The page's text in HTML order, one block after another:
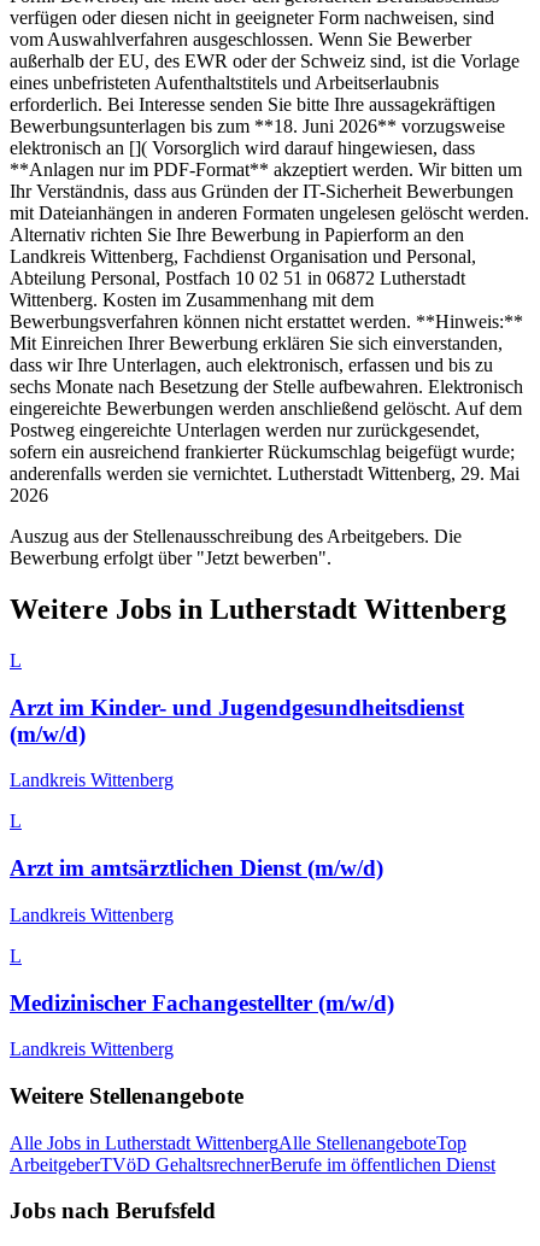
verfügen oder diesen nicht in geeigneter Form nachweisen, sind
vom Auswahlverfahren ausgeschlossen. Wenn Sie Bewerber
außerhalb der EU, des EWR oder der Schweiz sind, ist die Vorlage
eines unbefristeten Aufenthaltstitels und Arbeitserlaubnis
erforderlich. Bei Interesse senden Sie bitte Ihre aussagekräftigen
Bewerbungsunterlagen bis zum **18. Juni 2026** vorzugsweise
elektronisch an []( Vorsorglich wird darauf hingewiesen, dass
**Anlagen nur im PDF-Format** akzeptiert werden. Wir bitten um
Ihr Verständnis, dass aus Gründen der IT-Sicherheit Bewerbungen
mit Dateianhängen in anderen Formaten ungelesen gelöscht werden.
Alternativ richten Sie Ihre Bewerbung in Papierform an den
Landkreis Wittenberg, Fachdienst Organisation und Personal,
Abteilung Personal, Postfach 10 02 51 in 06872 Lutherstadt
Wittenberg. Kosten im Zusammenhang mit dem
Bewerbungsverfahren können nicht erstattet werden. **Hinweis:**
Mit Einreichen Ihrer Bewerbung erklären Sie sich einverstanden,
dass wir Ihre Unterlagen, auch elektronisch, erfassen und bis zu
sechs Monate nach Besetzung der Stelle aufbewahren. Elektronisch
eingereichte Bewerbungen werden anschließend gelöscht. Auf dem
Postweg eingereichte Unterlagen werden nur zurückgesendet,
sofern ein ausreichend frankierter Rückumschlag beigefügt wurde;
anderenfalls werden sie vernichtet. Lutherstadt Wittenberg, 29. Mai
2026
Auszug aus der Stellenausschreibung des Arbeitgebers. Die
Bewerbung erfolgt über "Jetzt bewerben".
Weitere Jobs in Lutherstadt Wittenberg
L
Arzt im Kinder- und Jugendgesundheitsdienst
(m/w/d)
Landkreis Wittenberg
L
Arzt im amtsärztlichen Dienst (m/w/d)
Landkreis Wittenberg
L
Medizinischer Fachangestellter (m/w/d)
Landkreis Wittenberg
Weitere Stellenangebote
Alle Jobs in Lutherstadt WittenbergAlle StellenangeboteTop
ArbeitgeberTVöD GehaltsrechnerBerufe im öffentlichen Dienst
Jobs nach Berufsfeld